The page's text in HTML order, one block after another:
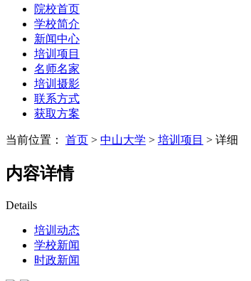
院校首页
学校简介
新闻中心
培训项目
名师名家
培训摄影
联系方式
获取方案
当前位置： 首页 > 中山大学 > 培训项目 > 详细
内容详情
Details
培训动态
学校新闻
时政新闻